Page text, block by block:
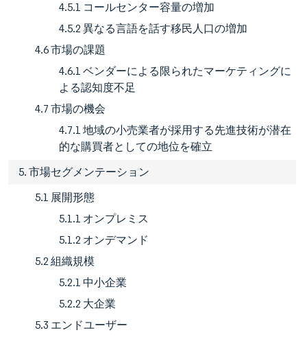
4.5.1 コールセンター容量の増加
4.5.2 異なる言語を話す移民人口の増加
4.6 市場の課題
4.6.1 ベンダーによる限られたマーケティングに
よる認知度不足
4.7 市場の機会
4.7.1 地域の小売業者が採用する先進技術が潜在
的な購買者としての地位を確立
5. 市場セグメンテーション
5.1 展開形態
5.1.1 オンプレミス
5.1.2 オンデマンド
5.2 組織規模
5.2.1 中小企業
5.2.2 大企業
5.3 エンドユーザー